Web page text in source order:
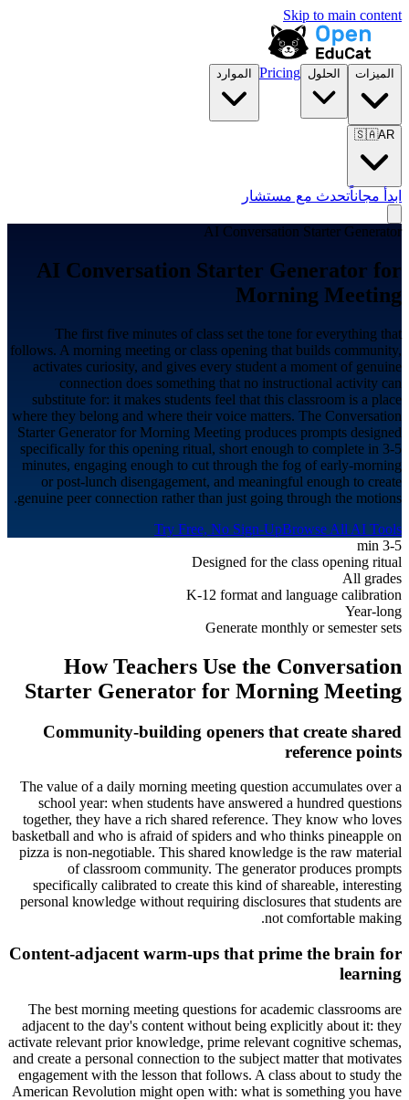
Skip to main content
الميزات الحلول Pricing الموارد
🇸🇦AR
ابدأ مجاناًتحدث مع مستشار
AI Conversation Starter Generator
AI Conversation Starter Generator for
Morning Meeting
The first five minutes of class set the tone for everything that
follows. A morning meeting or class opening that builds community,
activates curiosity, and gives every student a moment of genuine
connection does something that no instructional activity can
substitute for: it makes students feel that this classroom is a place
where they belong and where their voice matters. The Conversation
Starter Generator for Morning Meeting produces prompts designed
specifically for this opening ritual, short enough to complete in 3-5
minutes, engaging enough to cut through the fog of early-morning
or post-lunch disengagement, and meaningful enough to create
genuine peer connection rather than just going through the motions.
Try Free, No Sign-UpBrowse All AI Tools
3-5 min
Designed for the class opening ritual
All grades
K-12 format and language calibration
Year-long
Generate monthly or semester sets
How Teachers Use the Conversation
Starter Generator for Morning Meeting
Community-building openers that create shared
reference points
The value of a daily morning meeting question accumulates over a
school year: when students have answered a hundred questions
together, they have a rich shared reference. They know who loves
basketball and who is afraid of spiders and who thinks pineapple on
pizza is non-negotiable. This shared knowledge is the raw material
of classroom community. The generator produces prompts
specifically calibrated to create this kind of shareable, interesting
personal knowledge without requiring disclosures that students are
not comfortable making.
Content-adjacent warm-ups that prime the brain for
learning
The best morning meeting questions for academic classrooms are
adjacent to the day's content without being explicitly about it: they
activate relevant prior knowledge, prime relevant cognitive schemas,
and create a personal connection to the subject matter that motivates
engagement with the lesson that follows. A class about to study the
American Revolution might open with: what is something you have